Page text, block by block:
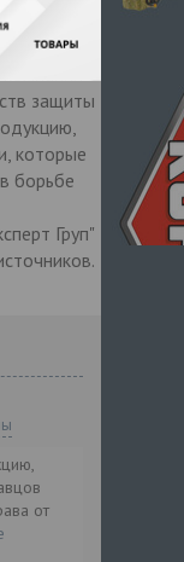
защиты
которые
борьбе
Груп"
от